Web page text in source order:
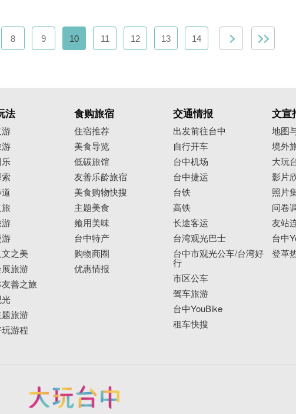
8 9 10 11 12 13 14
法
之美
旅游
善之旅
旅游
游程
食购旅宿
住宿推荐
美食导览
低碳旅馆
友善乐龄旅宿
美食购物快搜
主题美食
飨用美味
台中特产
购物商圈
优惠情报
交通情报
出发前往台中
自行开车
台中机场
台中捷运
台铁
高铁
长途客运
台湾观光巴士
台中市观光公车/台湾好
行
市区公车
驾车旅游
台中YouBike
租车快搜
文宣
地图
境外
大玩
影片
照片
问卷
友站
台中
登革